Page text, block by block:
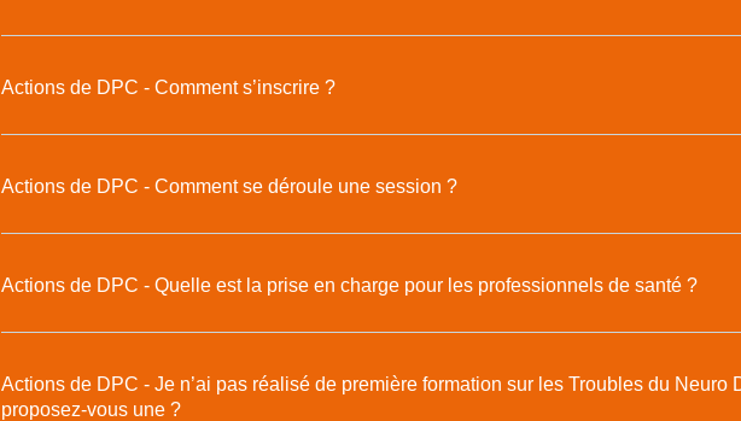
Actions de DPC - Comment s’inscrire ?
Actions de DPC - Comment se déroule une session ?
Actions de DPC - Quelle est la prise en charge pour les professionnels de santé ?
Actions de DPC - Je n’ai pas réalisé de première formation sur les Troubles du Neuro
proposez-vous une ?